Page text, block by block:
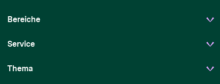
Bereiche
Service
Thema